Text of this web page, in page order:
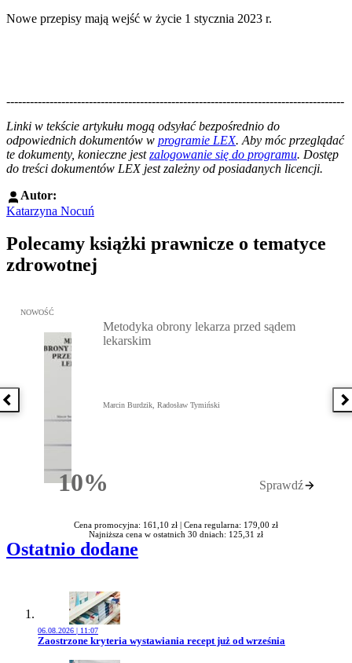
Nowe przepisy mają wejść w życie 1 stycznia 2023 r.
--------------------------------------------------------------------------------------
Linki w tekście artykułu mogą odsyłać bezpośrednio do
odpowiednich dokumentów w programie LEX. Aby móc przeglądać
te dokumenty, konieczne jestzalogowanie się do programu. Dostęp
do treści dokumentów LEX jest zależny od posiadanych licencji.
Autor:
Katarzyna Nocuń
Polecamy książki prawnicze o tematyce
zdrowotnej
Poprzednia książka
Przejdź do: Metodyka obrony lekarza przed sądem lekarskim,
NOWOŚĆ
10%Rabatu
Metodyka obrony lekarza przed sądem
lekarskim
Marcin Burdzik, Radosław Tymiński
Sprawdź
Cena promocyjna: 161,10 zł | Cena regularna: 179,00 zł
Najniższa cena w ostatnich 30 dniach: 125,31 zł
Ostatnio dodane
06.08.2026 | 11:07
Przejdź do artykułu:
Zaostrzone kryteria wystawiania recept już od września